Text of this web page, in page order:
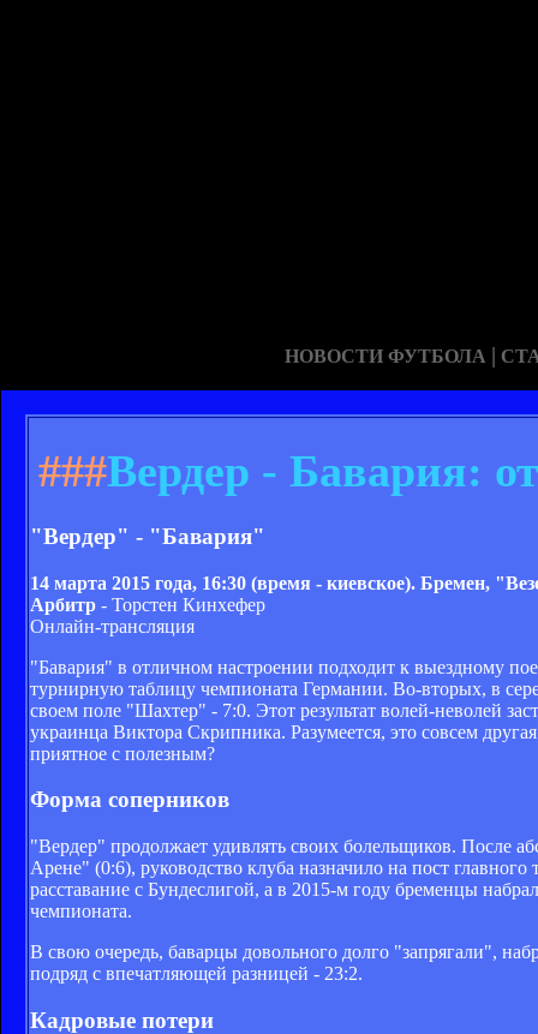
НОВОСТИ ФУТБОЛА |
###Вердер - Бавария:
"Вердер" - "Бавария"
14 марта 2015 года, 16:30 (время - киевское). Бремен,
Арбитр - Торстен Кинхефер
Онлайн-трансляция
"Бавария" в отличном настроении подходит к выездному
турнирную таблицу чемпионата Германии. Во-вторых, в
своем поле "Шахтер" - 7:0. Этот результат волей-неволей
украинца Виктора Скрипника. Разумеется, это совсем
приятное с полезным?
Форма соперников
"Вердер" продолжает удивлять своих болельщиков. После
Арене" (0:6), руководство клуба назначило на пост
расставание с Бундеслигой, а в 2015-м году бременцы
чемпионата.
В свою очередь, баварцы довольного долго "запрягали",
подряд с впечатляющей разницей - 23:2.
Кадровые потери